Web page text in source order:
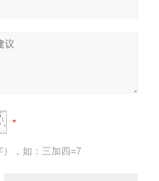
，如：三加四=7